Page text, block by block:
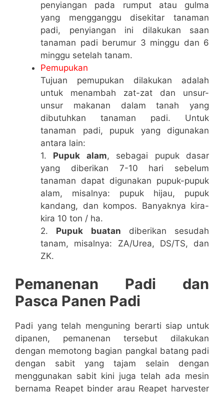
penyiangan pada rumput atau gulma
yang mengganggu disekitar tanaman
padi, penyiangan ini dilakukan saan
tanaman padi berumur 3 minggu dan 6
minggu setelah tanam.
Pemupukan
Tujuan pemupukan dilakukan adalah
untuk menambah zat-zat dan unsur-
unsur makanan dalam tanah yang
dibutuhkan tanaman padi. Untuk
tanaman padi, pupuk yang digunakan
antara lain:
1. Pupuk alam, sebagai pupuk dasar
yang diberikan 7-10 hari sebelum
tanaman dapat digunakan pupuk-pupuk
alam, misalnya: pupuk hijau, pupuk
kandang, dan kompos. Banyaknya kira-
kira 10 ton / ha.
2. Pupuk buatan diberikan sesudah
tanam, misalnya: ZA/Urea, DS/TS, dan
ZK.
Pemanenan Padi dan
Pasca Panen Padi
Padi yang telah menguning berarti siap untuk
dipanen, pemanenan tersebut dilakukan
dengan memotong bagian pangkal batang padi
dengan sabit yang tajam selain dengan
menggunakan sabit kini juga telah ada mesin
bernama Reapet binder arau Reapet harvester